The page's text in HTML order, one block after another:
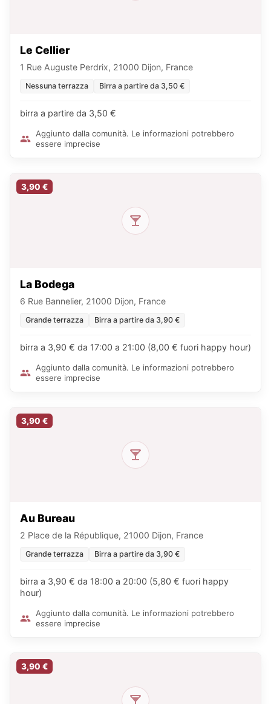
Le Cellier
1 Rue Auguste Perdrix, 21000 Dijon, France
Nessuna terrazza Birra a partire da 3,50 €
birra a partire da 3,50 €
Aggiunto dalla comunità. Le informazioni potrebbero
essere imprecise
3,90 €
La Bodega
6 Rue Bannelier, 21000 Dijon, France
Grande terrazza Birra a partire da 3,90 €
birra a 3,90 € da 17:00 a 21:00 (8,00 € fuori happy hour)
Aggiunto dalla comunità. Le informazioni potrebbero
essere imprecise
3,90 €
Au Bureau
2 Place de la République, 21000 Dijon, France
Grande terrazza Birra a partire da 3,90 €
birra a 3,90 € da 18:00 a 20:00 (5,80 € fuori happy
hour)
Aggiunto dalla comunità. Le informazioni potrebbero
essere imprecise
3,90 €